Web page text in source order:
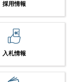
採用情報
入札情報